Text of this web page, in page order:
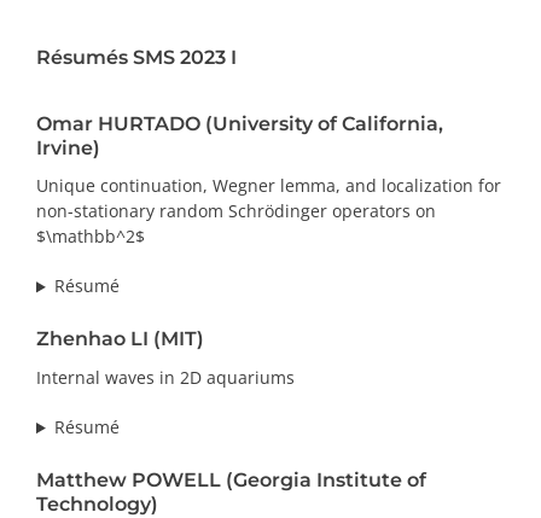
Répertoire
Ressources
Contact
Abonnement à l’infolettre
Résumés SMS 2023 I
Omar HURTADO (University of California,
Irvine)
Unique continuation, Wegner lemma, and localization for
non-stationary random Schrödinger operators on
$\mathbb^2$
Résumé
Zhenhao LI (MIT)
Internal waves in 2D aquariums
Résumé
Matthew POWELL (Georgia Institute of
Technology)